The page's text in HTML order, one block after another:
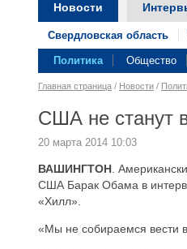
Новости
Свердловская область
Политика Общество
Главная страница / Новости /
США не станут
20 марта 2014 10:03
ВАШИНГТОН .
США Барак Обама в
«Хилл».
«Мы не собираемся вести